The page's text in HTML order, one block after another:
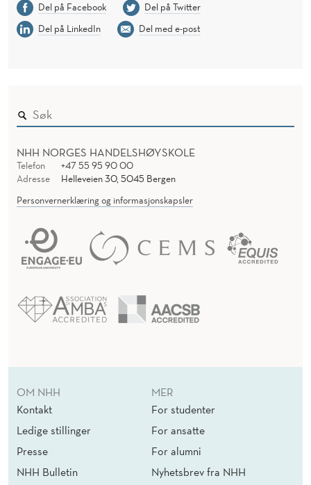
Del på Facebook
Del på Twitter
Del på LinkedIn
Del med e-post
NHH NORGES HANDELSHØYSKOLE
Telefon
+47 55 95 90 00
Adresse
Helleveien 30, 5045 Bergen
Personvernerklæring og informasjonskapsler
OM NHH
Kontakt
Ledige stillinger
Presse
NHH Bulletin
MER
For studenter
For ansatte
For alumni
Nyhetsbrev fra NHH